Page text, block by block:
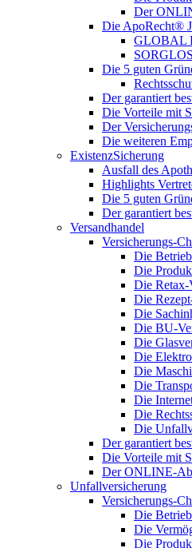
Der
Die ApoRecht®
GLOBAL
Die 5 guten
Der garantiert
Die Vorteile mit
Der
Die weiteren
ExistenzSicherung
Ausfall des
Highlights
Die 5 guten
Der garantiert
Versandhandel
Versicherungs-
Die
Die
Die Retax-
Die
Die
Die BU-
Die
Die
Die
Die
Die
Die
Die
Der garantiert
Die Vorteile mit
Der ONLINE-
Unfallversicherung
Versicherungs-
Die
Die
Die